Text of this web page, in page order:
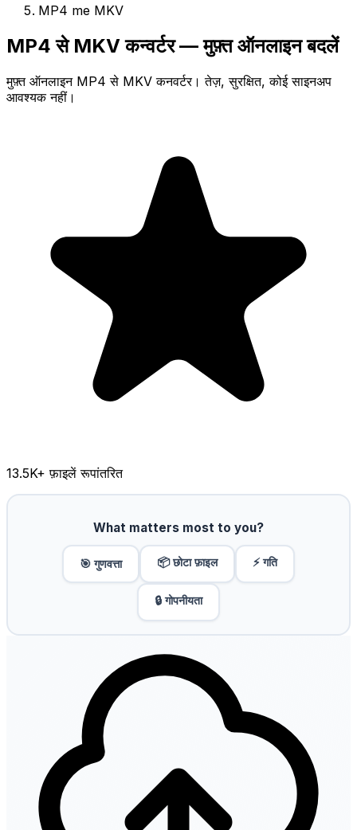
MP4 me MKV
MP4 से MKV कन्वर्टर — मुफ़्त ऑनलाइन बदलें
मुफ़्त ऑनलाइन MP4 से MKV कनवर्टर। तेज़, सुरक्षित, कोई साइनअप
आवश्यक नहीं।
13.5K+ फ़ाइलें रूपांतरित
What matters most to you?
🎯 गुणवत्ता 📦 छोटा फ़ाइल ⚡ गति
🔒 गोपनीयता